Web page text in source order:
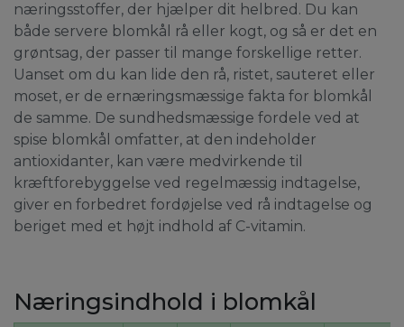
næringsstoffer, der hjælper dit helbred. Du kan
både servere blomkål rå eller kogt, og så er det en
grøntsag, der passer til mange forskellige retter.
Uanset om du kan lide den rå, ristet, sauteret eller
moset, er de ernæringsmæssige fakta for blomkål
de samme. De sundhedsmæssige fordele ved at
spise blomkål omfatter, at den indeholder
antioxidanter, kan være medvirkende til
kræftforebyggelse ved regelmæssig indtagelse,
giver en forbedret fordøjelse ved rå indtagelse og
beriget med et højt indhold af C-vitamin.
Næringsindhold i blomkål